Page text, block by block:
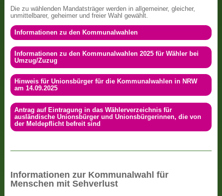
Die zu wählenden Mandatsträger werden in allgemeiner, gleicher,
unmittelbarer, geheimer und freier Wahl gewählt.
Informationen zu den Kommunalwahlen
Informationen zu den Kommunalwahlen 2025 für Wähler bei
Umzug/Zuzug
Hinweis für Unionsbürger für die Kommunalwahlen in NRW
am 14.09.2025
Antrag auf Eintragung in das Wählerverzeichnis für
ausländische Unionsbürger und Unionsbürgerinnen, die von
der Meldepflicht befreit sind
Informationen zur Kommunalwahl für
Menschen mit Sehverlust